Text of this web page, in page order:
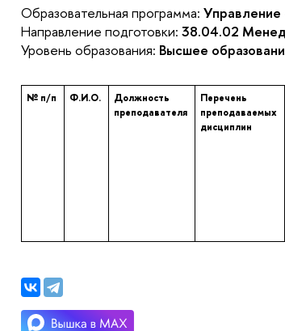
Образовательная программа: Управление
Направление подготовки: 38.04.02
Уровень образования: Высшее
№ п/п Ф.И.О.
Должность
преподавателя
Перечень
преподаваемых
дисциплин